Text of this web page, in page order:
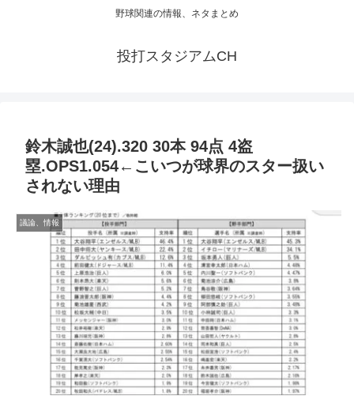
野球関連の情報、ネタまとめ
投打スタジアムCH
鈴木誠也(24).320 30本 94点 4盗
塁.OPS1.054←こいつが球界のスター扱い
されない理由
議論、情報